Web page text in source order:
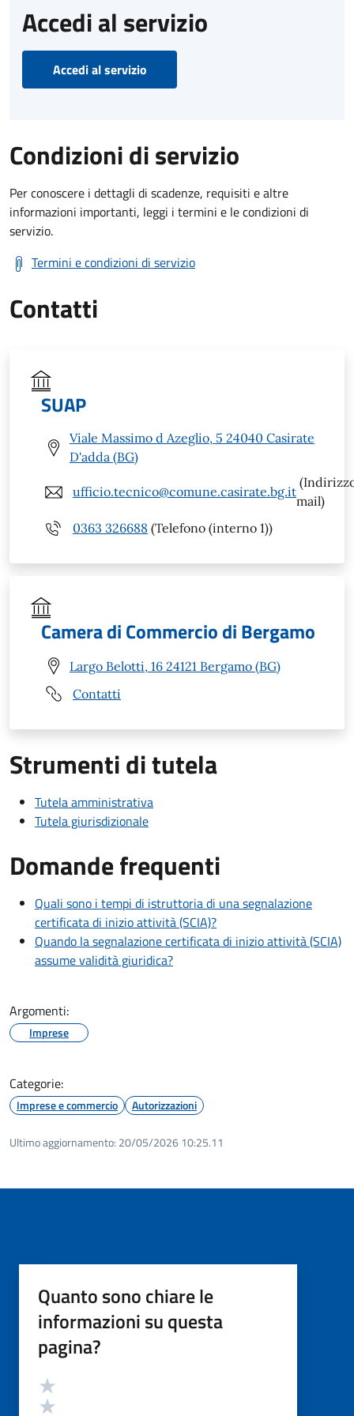
Accedi al servizio
Accedi al servizio
Condizioni di servizio
Per conoscere i dettagli di scadenze, requisiti e altre
informazioni importanti, leggi i termini e le condizioni di
servizio.
Termini e condizioni di servizio
Contatti
SUAP
Viale Massimo d Azeglio, 5 24040 Casirate
D'adda (BG)
ufficio.tecnico@comune.casirate.bg.it
mail)
0363 326688 (Telefono (interno 1))
Camera di Commercio di Bergamo
Largo Belotti, 16 24121 Bergamo (BG)
Contatti
Strumenti di tutela
Tutela amministrativa
Tutela giurisdizionale
Domande frequenti
Quali sono i tempi di istruttoria di una segnalazione
certificata di inizio attività (SCIA)?
Quando la segnalazione certificata di inizio attività (SCIA)
assume validità giuridica?
Argomenti:
Imprese
Categorie:
Imprese e commercio Autorizzazioni
Ultimo aggiornamento: 20/05/2026 10:25.11
Quanto sono chiare le
informazioni su questa
pagina?
Valutazione